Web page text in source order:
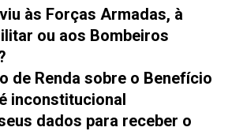
às Forças Armadas, à
ou aos Bombeiros
de Renda sobre o Benefício
inconstitucional
dados para receber o